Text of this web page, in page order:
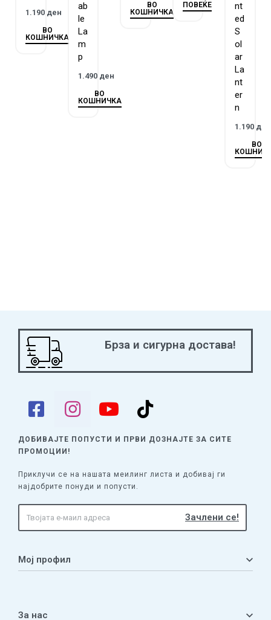
1.190 ден
ВО
КОШНИЧКА
ab
le
La
m
p
1.490 ден
ВО
КОШНИЧКА
ВО
КОШНИЧКА
ПОВЕЌЕ
nt
ed
S
ol
ar
La
nt
er
n
1.190 ден
ВО
Брза и сигурна достава!
ДОБИВАЈТЕ ПОПУСТИ И ПРВИ ДОЗНАЈТЕ ЗА СИТЕ
ПРОМОЦИИ!
Приклучи се на нашата меилинг листа и добивај ги
најдобрите понуди и попусти.
Мој профил
За нас